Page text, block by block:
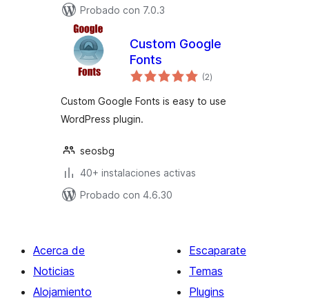
Probado con 7.0.3
Custom Google
Fonts
(2total
de
)
Custom Google Fonts is easy to use
WordPress plugin.
seosbg
40+ instalaciones activas
Probado con 4.6.30
Acerca de
Noticias
Alojamiento
Escaparate
Temas
Plugins